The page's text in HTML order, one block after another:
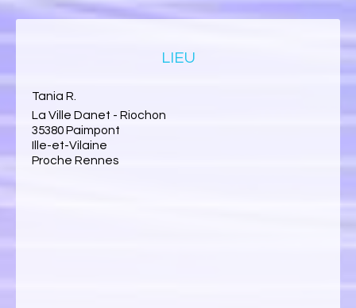
LIEU
Tania R.
La Ville Danet - Riochon
35380 Paimpont
Ille-et-Vilaine
Proche Rennes